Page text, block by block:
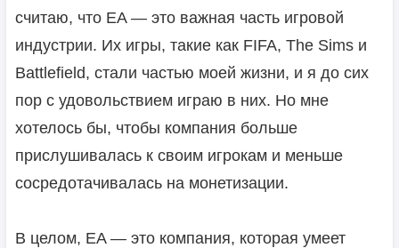
считаю, что EA — это важная часть игровой
индустрии. Их игры, такие как FIFA, The Sims и
Battlefield, стали частью моей жизни, и я до сих
пор с удовольствием играю в них. Но мне
хотелось бы, чтобы компания больше
прислушивалась к своим игрокам и меньше
сосредотачивалась на монетизации.
В целом, EA — это компания, которая умеет